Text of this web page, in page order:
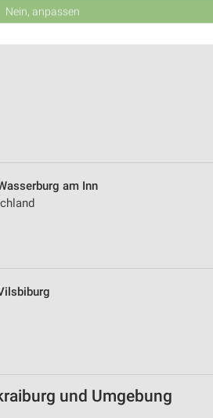
am Inn
und Umgebung
von Daten aus verschiedenen
identifizieren
Nein, anpassen